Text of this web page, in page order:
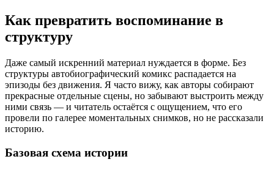
Как превратить воспоминание в
структуру
Даже самый искренний материал нуждается в форме. Без
структуры автобиографический комикс распадается на
эпизоды без движения. Я часто вижу, как авторы собирают
прекрасные отдельные сцены, но забывают выстроить между
ними связь — и читатель остаётся с ощущением, что его
провели по галерее моментальных снимков, но не рассказали
историю.
Базовая схема истории